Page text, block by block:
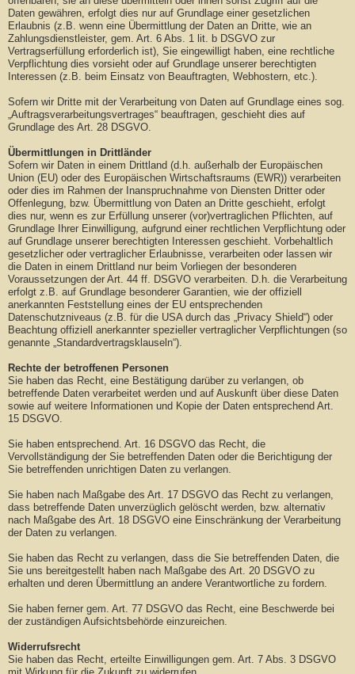
Daten gewähren, erfolgt dies nur auf Grundlage einer gesetzlichen
Erlaubnis (z.B. wenn eine Übermittlung der Daten an Dritte, wie an
Zahlungsdienstleister, gem. Art. 6 Abs. 1 lit. b DSGVO zur
Vertragserfüllung erforderlich ist), Sie eingewilligt haben, eine rechtliche
Verpflichtung dies vorsieht oder auf Grundlage unserer berechtigten
Interessen (z.B. beim Einsatz von Beauftragten, Webhostern, etc.).
Sofern wir Dritte mit der Verarbeitung von Daten auf Grundlage eines sog.
„Auftragsverarbeitungsvertrages“ beauftragen, geschieht dies auf
Grundlage des Art. 28 DSGVO.
Übermittlungen in Drittländer
Sofern wir Daten in einem Drittland (d.h. außerhalb der Europäischen
Union (EU) oder des Europäischen Wirtschaftsraums (EWR)) verarbeiten
oder dies im Rahmen der Inanspruchnahme von Diensten Dritter oder
Offenlegung, bzw. Übermittlung von Daten an Dritte geschieht, erfolgt
dies nur, wenn es zur Erfüllung unserer (vor)vertraglichen Pflichten, auf
Grundlage Ihrer Einwilligung, aufgrund einer rechtlichen Verpflichtung oder
auf Grundlage unserer berechtigten Interessen geschieht. Vorbehaltlich
gesetzlicher oder vertraglicher Erlaubnisse, verarbeiten oder lassen wir
die Daten in einem Drittland nur beim Vorliegen der besonderen
Voraussetzungen der Art. 44 ff. DSGVO verarbeiten. D.h. die Verarbeitung
erfolgt z.B. auf Grundlage besonderer Garantien, wie der offiziell
anerkannten Feststellung eines der EU entsprechenden
Datenschutzniveaus (z.B. für die USA durch das „Privacy Shield“) oder
Beachtung offiziell anerkannter spezieller vertraglicher Verpflichtungen (so
genannte „Standardvertragsklauseln“).
Rechte der betroffenen Personen
Sie haben das Recht, eine Bestätigung darüber zu verlangen, ob
betreffende Daten verarbeitet werden und auf Auskunft über diese Daten
sowie auf weitere Informationen und Kopie der Daten entsprechend Art.
15 DSGVO.
Sie haben entsprechend. Art. 16 DSGVO das Recht, die
Vervollständigung der Sie betreffenden Daten oder die Berichtigung der
Sie betreffenden unrichtigen Daten zu verlangen.
Sie haben nach Maßgabe des Art. 17 DSGVO das Recht zu verlangen,
dass betreffende Daten unverzüglich gelöscht werden, bzw. alternativ
nach Maßgabe des Art. 18 DSGVO eine Einschränkung der Verarbeitung
der Daten zu verlangen.
Sie haben das Recht zu verlangen, dass die Sie betreffenden Daten, die
Sie uns bereitgestellt haben nach Maßgabe des Art. 20 DSGVO zu
erhalten und deren Übermittlung an andere Verantwortliche zu fordern.
Sie haben ferner gem. Art. 77 DSGVO das Recht, eine Beschwerde bei
der zuständigen Aufsichtsbehörde einzureichen.
Widerrufsrecht
Sie haben das Recht, erteilte Einwilligungen gem. Art. 7 Abs. 3 DSGVO